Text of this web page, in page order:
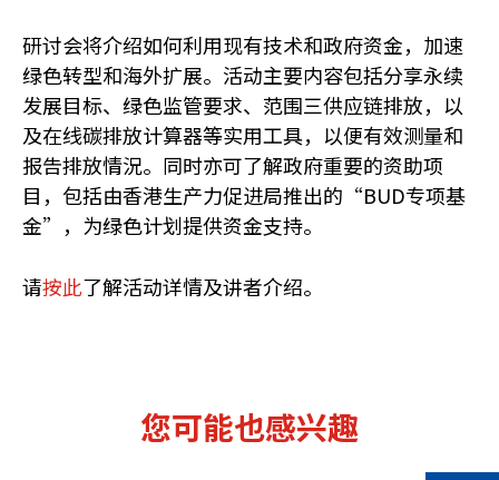
研讨会将介绍如何利用现有技术和政府资金，加速
绿色转型和海外扩展。活动主要内容包括分享永续
发展目标、绿色监管要求、范围三供应链排放，以
及在线碳排放计算器等实用工具，以便有效测量和
报告排放情況。同时亦可了解政府重要的资助项
目，包括由香港生产力促进局推出的“BUD专项基
金”，为绿色计划提供资金支持。
请按此了解活动详情及讲者介绍。
您可能也感兴趣